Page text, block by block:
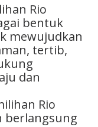
Rio
bentuk
mewujudkan
tertib,
dan
Rio
berlangsung